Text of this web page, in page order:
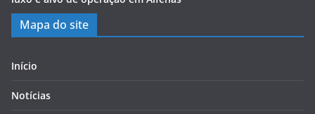
Mapa do site
Início
Notícias